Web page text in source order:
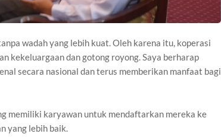
wadah yang lebih kuat. Oleh karena itu, koperasi
kekeluargaan dan gotong royong. Saya berharap
secara nasional dan terus memberikan manfaat bagi
memiliki karyawan untuk mendaftarkan mereka ke
yang lebih baik.